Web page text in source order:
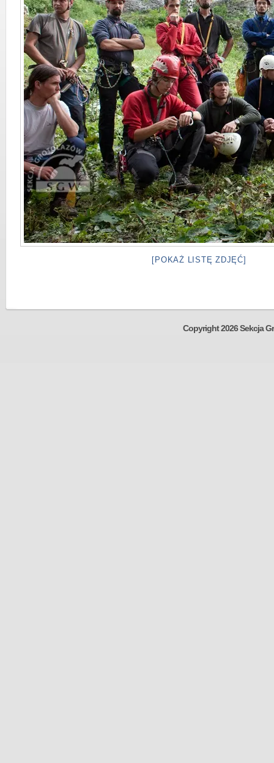
[POKAŻ LISTĘ ZDJĘĆ]
Copyright 2026 Sekcja